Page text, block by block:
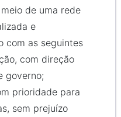
de uma rede
e
com as seguintes
com direção
governo;
prioridade para
sem prejuízo